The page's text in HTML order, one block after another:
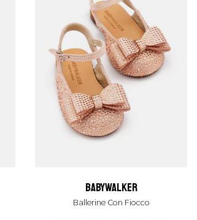
babywalker
Ballerine Con Fiocco